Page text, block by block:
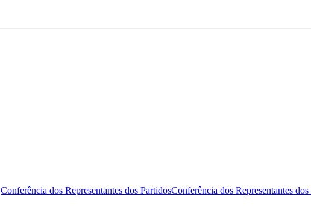
Conferência dos Representantes dos PartidosConferência dos Representantes